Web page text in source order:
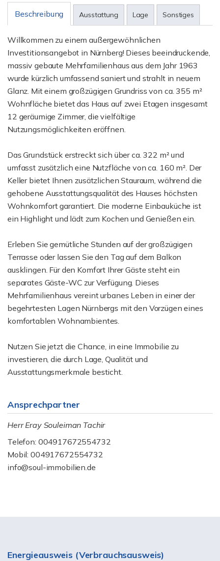
Beschreibung Ausstattung Lage Sonstiges
Willkommen zu einem außergewöhnlichen
Investitionsangebot in Nürnberg! Dieses beeindruckende,
massiv gebaute Mehrfamilienhaus aus dem Jahr 1963
wurde kürzlich umfassend saniert und strahlt in neuem
Glanz. Mit einem großzügigen Grundriss von ca. 355 m²
Wohnfläche bietet das Haus auf zwei Etagen insgesamt
12 geräumige Zimmer, die vielfältige
Nutzungsmöglichkeiten eröffnen.
Das Grundstück erstreckt sich über ca. 322 m² und
umfasst zusätzlich eine Nutzfläche von ca. 160 m². Der
Keller bietet Ihnen zusätzlichen Stauraum, während die
gehobene Ausstattungsqualität des Hauses höchsten
Wohnkomfort garantiert. Die moderne Einbauküche ist
ein Highlight und lädt zum Kochen und Genießen ein.
Erleben Sie gemütliche Stunden auf der großzügigen
Terrasse oder lassen Sie den Tag auf dem Balkon
ausklingen. Für den Komfort Ihrer Gäste steht ein
separates Gäste-WC zur Verfügung. Dieses
Mehrfamilienhaus vereint urbanes Leben in einer der
begehrtesten Lagen Nürnbergs mit den Vorzügen eines
komfortablen Wohnambientes.
Nutzen Sie jetzt die Chance, in eine Immobilie zu
investieren, die durch Lage, Qualität und
Ausstattungsmerkmale besticht.
Ansprechpartner
Herr Eray Souleiman Tachir
Telefon: 004917672554732
Mobil: 004917672554732
info@soul-immobilien.de
Energieausweis (Verbrauchsausweis)